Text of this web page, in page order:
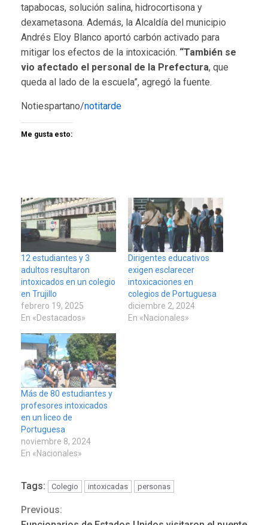
tapabocas, solución salina, hidrocortisona y
dexametasona. Además, la Alcaldía del municipio
Andrés Eloy Blanco aportó carbón activado para
mitigar los efectos de la intoxicación. “También se
vio afectado el personal de la Prefectura, que
queda al lado de la escuela”, agregó la fuente.
Notiespartano/notitarde
Me gusta esto:
12 estudiantes y 3
adultos resultaron
intoxicados en un colegio
en Trujillo
febrero 19, 2025
En «Destacados»
Dirigentes educativos
exigen esclarecer
intoxicaciones en
colegios de Portuguesa
diciembre 2, 2024
En «Nacionales»
Más de 80 estudiantes y
profesores intoxicados
en un liceo de
Portuguesa
noviembre 8, 2024
En «Nacionales»
Tags: Colegio intoxicadas personas
Continue
Previous: